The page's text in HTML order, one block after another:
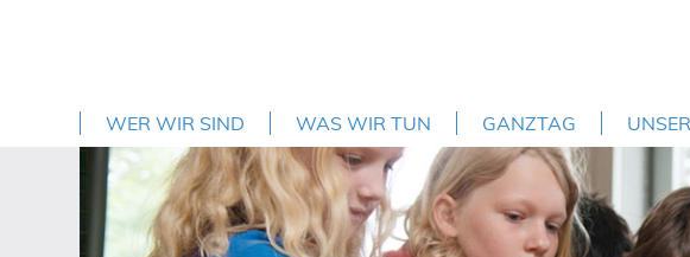
WER WIR SIND WAS WIR TUN GANZTAG